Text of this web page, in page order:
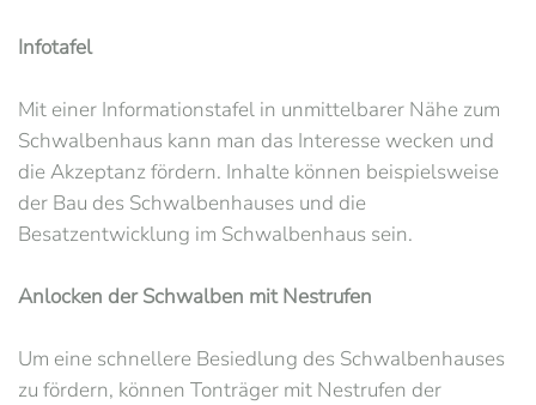
Infotafel
Mit einer Informationstafel in unmittelbarer Nähe zum
Schwalbenhaus kann man das Interesse wecken und
die Akzeptanz fördern. Inhalte können beispielsweise
der Bau des Schwalbenhauses und die
Besatzentwicklung im Schwalbenhaus sein.
Anlocken der Schwalben mit Nestrufen
Um eine schnellere Besiedlung des Schwalbenhauses
zu fördern, können Tonträger mit Nestrufen der